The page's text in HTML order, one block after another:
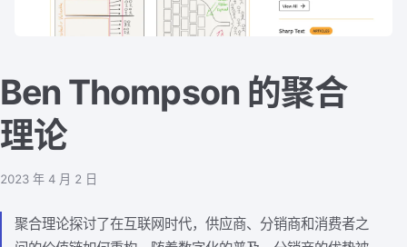
Ben Thompson 的聚合
理论
2023 年 4 月 2 日
聚合理论探讨了在互联网时代，供应商、分销商和消费者之